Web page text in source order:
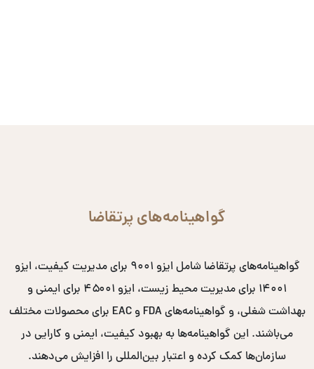
گواهینامه‌های پرتقاضا
گواهینامه‌های پرتقاضا شامل ایزو ۹۰۰۱ برای مدیریت کیفیت، ایزو
۱۴۰۰۱ برای مدیریت محیط زیست، ایزو ۴۵۰۰۱ برای ایمنی و
بهداشت شغلی، و گواهینامه‌های FDA و EAC برای محصولات مختلف
می‌باشند. این گواهینامه‌ها به بهبود کیفیت، ایمنی و کارایی در
سازمان‌ها کمک کرده و اعتبار بین‌المللی را افزایش می‌دهند.